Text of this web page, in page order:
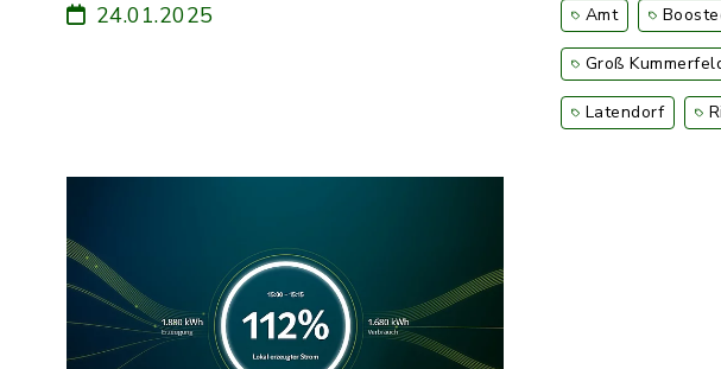
24.01.2025 Amt
Groß
Latendorf